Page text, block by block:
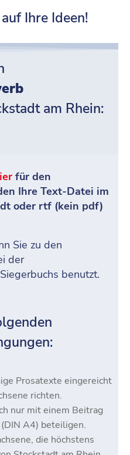
Ihre Ideen!
am Rhein:
für den
Ihre Text-Datei im
oder rtf (kein pdf)
Sie zu den
der
benutzt.
Prosatexte eingereicht
richten.
nur mit einem Beitrag
A4) beteiligen.
die höchstens